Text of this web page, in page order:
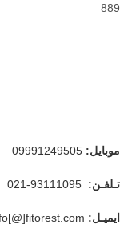
889
موبایل:
09991249505
تـلفـن: 93111095-021
ایمیـل: